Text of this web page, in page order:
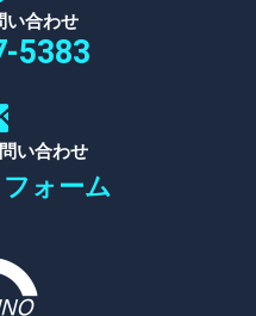
い合わせ
5383
い合わせ
ォーム